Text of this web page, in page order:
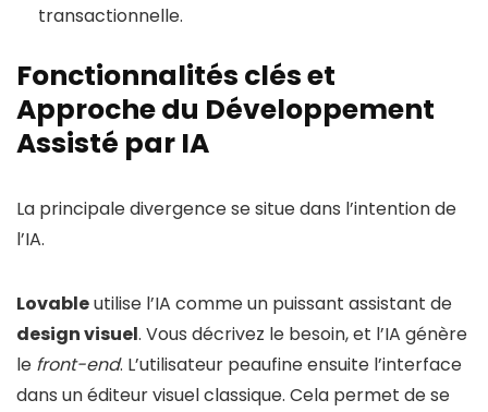
transactionnelle.
Fonctionnalités clés et
Approche du Développement
Assisté par IA
La principale divergence se situe dans l’intention de
l’IA.
Lovableutilise l’IA comme un puissant assistant de
design visuel. Vous décrivez le besoin, et l’IA génère
le front-end. L’utilisateur peaufine ensuite l’interface
dans un éditeur visuel classique. Cela permet de se